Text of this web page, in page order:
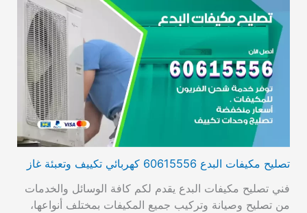
تصليح مكيفات البدع 60615556 كهربائي تكييف وتعبئة غاز
فني تصليح مكيفات البدع يقدم لكم كافة الوسائل والخدمات
من تصليح وصيانة وتركيب جميع المكيفات بمختلف أنواعها،